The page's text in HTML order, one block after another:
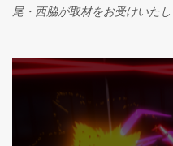
ームを全収録致します。 本来
イトへ。 公式サイトのパッケ
吟味の上、お手にとりいただ
touken.com/bd_dvd/ 休憩がて
達の物語を御覧下さい。 デジ
尾・西脇が取材をお受けいた
です。 10月16日からは全国劇
っという間の一週間ですね。
ufotable digital team